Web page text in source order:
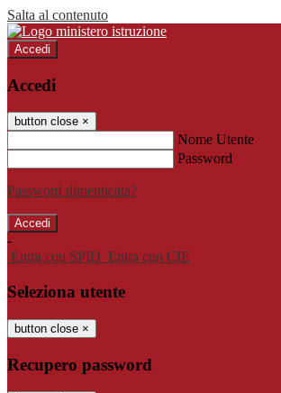
Salta al contenuto
Accedi
Accedi
button close ×
Nome Utente
Password
Password dimenticata?
-
Entra con SPID Entra con CIE
Seleziona utente
button close ×
Recupero password